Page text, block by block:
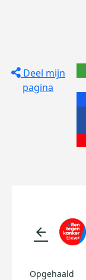
Deel mijn
pagina
arrow_back
Opgehaald